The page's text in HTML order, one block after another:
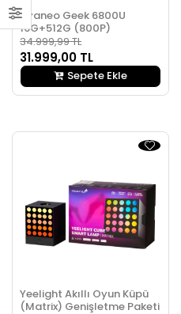
Ayaneo Geek 6800U
16G+512G (800P)
34.999,99 TL
31.999,00 TL
Sepete Ekle
Yeelight Akıllı Oyun Küpü
(Matrix) Genişletme Paketi